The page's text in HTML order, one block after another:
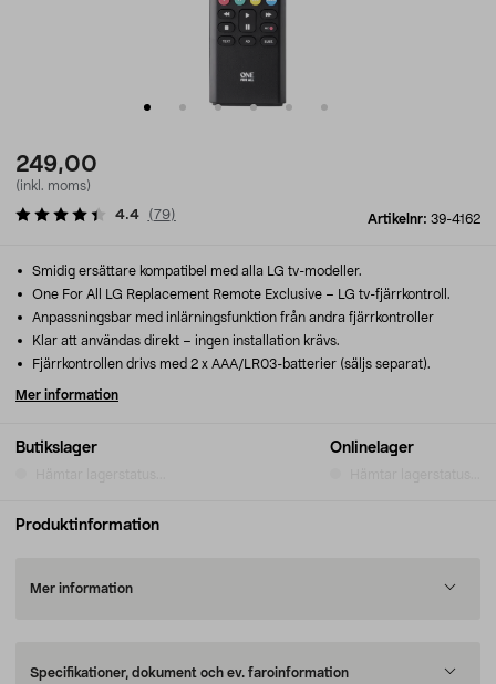
249,00
(inkl. moms)
Artikelnr: 39-4162
4.4 (79)
Butikslager Onlinelager
Smidig ersättare kompatibel med alla LG tv-modeller.
One For All LG Replacement Remote Exclusive – LG tv-fjärrkontroll.
Anpassningsbar med inlärningsfunktion från andra fjärrkontroller
Klar att användas direkt – ingen installation krävs.
Fjärrkontrollen drivs med 2 x AAA/LR03-batterier (säljs separat).
Mer information
Produktinformation
Mer information
Specifikationer, dokument och ev. faroinformation